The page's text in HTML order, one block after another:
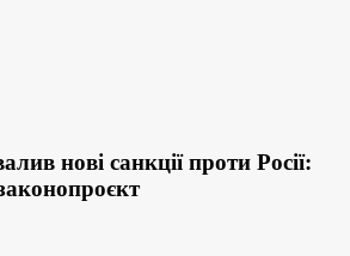
нові санкції проти Росії: